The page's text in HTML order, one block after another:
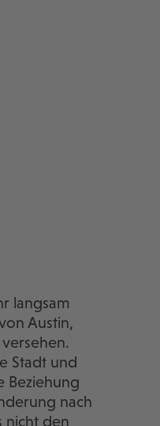
langsam
Austin,
Stadt und
Beziehung
nach
nicht den